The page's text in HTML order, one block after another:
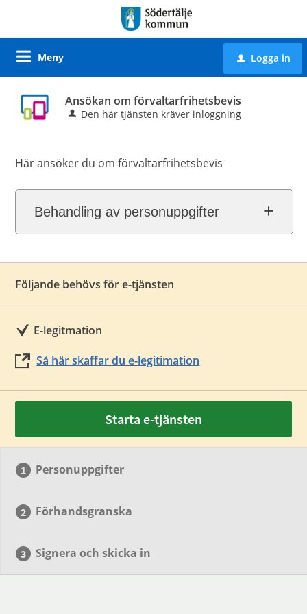
Meny u Logga in
Ansökan om förvaltarfrihetsbevis
Den här tjänsten kräver inloggning
Här ansöker du om förvaltarfrihetsbevis
Behandling av personuppgifter
Följande behövs för e-tjänsten
E-legitmation
Så här skaffar du e-legitimation
Starta e-tjänsten
Personuppgifter
Förhandsgranska
Signera och skicka in